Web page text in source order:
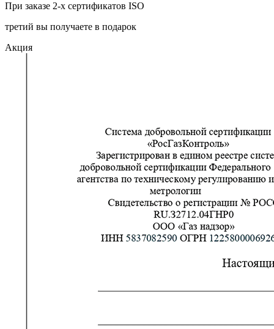
При заказе 2-х сертификатов ISO
третий вы получаете в подарок
Акция